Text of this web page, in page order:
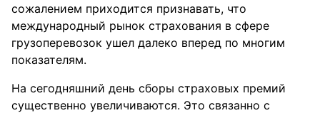
сожалением приходится признавать, что
международный рынок страхования в сфере
грузоперевозок ушел далеко вперед по многим
показателям.
На сегодняшний день сборы страховых премий
существенно увеличиваются. Это связанно с